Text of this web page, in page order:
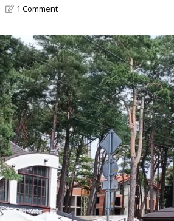
1 Comment